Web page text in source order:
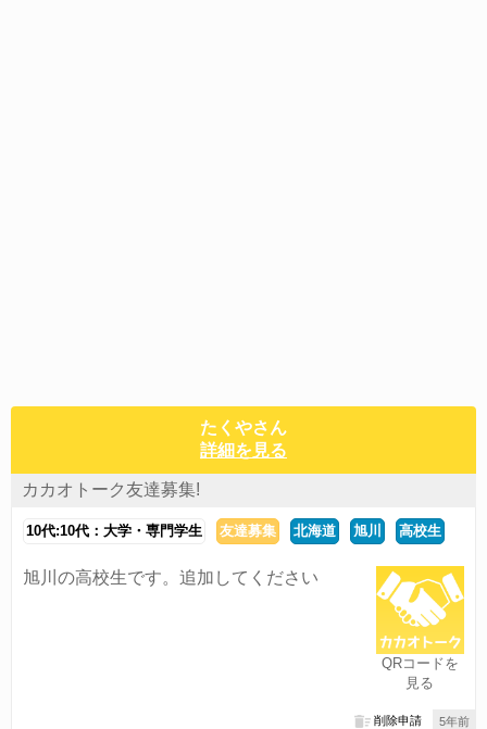
たくやさん
詳細を見る
カカオトーク友達募集!
10代:10代：大学・専門学生 友達募集 北海道 旭川 高校生
QRコードを
見る
旭川の高校生です。追加してください
5年前
削除申請